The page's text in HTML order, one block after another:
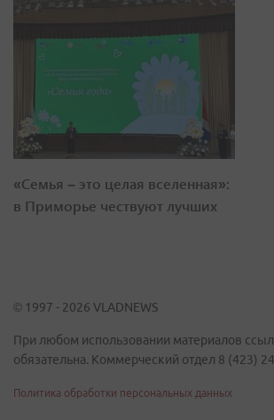
«Семья – это целая вселенная»:
в Приморье чествуют лучших
© 1997 - 2026 VLADNEWS
При любом использовании материалов
обязательна. Коммерческий отдел 8 (423)
Политика обработки персональных данных